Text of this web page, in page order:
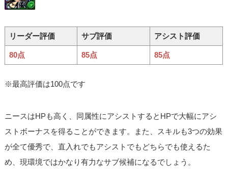
リーダー評価 サブ評価 アシスト評価
80点 85点 85点
※最高評価は100点です
ニースはHPも高く、同属性にアシストするとHPで大幅にアシ
ストボーナスを得ることができます。また、スキルも3つの効果
が全て優秀で、直入れでもアシストでもどちらでも使えるた
め、現環境ではかなり有力なサブ候補になるでしょう。